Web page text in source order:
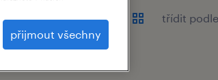
třídit podle
přijmout všechny